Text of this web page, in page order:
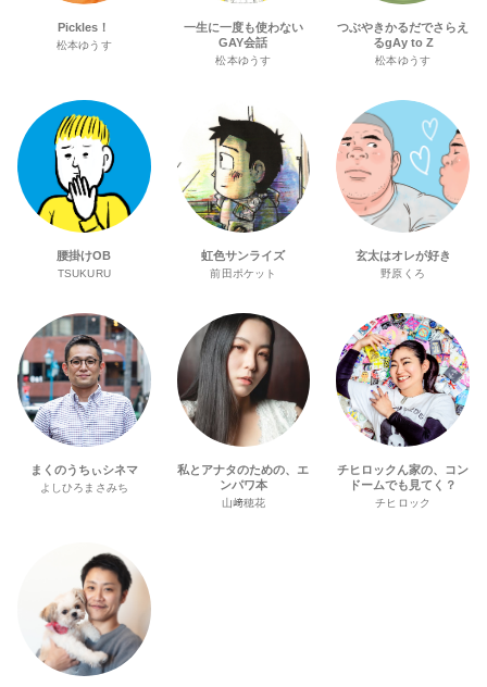
Pickles！
松本ゆうす
一生に一度も使わない
GAY会話
松本ゆうす
つぶやきかるだでさらえ
るgAy to Z
松本ゆうす
腰掛けOB
TSUKURU
虹色サンライズ
前田ポケット
玄太はオレが好き
野原くろ
まくのうちぃシネマ
よしひろまさみち
私とアナタのための、エ
ンパワ本
山﨑穂花
チヒロックん家の、コン
ドームでも見てく？
チヒロック